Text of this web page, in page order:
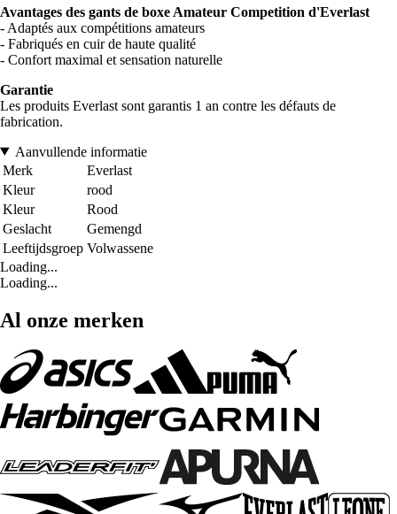
Avantages des gants de boxe Amateur Competition d'Everlast
- Adaptés aux compétitions amateurs
- Fabriqués en cuir de haute qualité
- Confort maximal et sensation naturelle
Garantie
Les produits Everlast sont garantis 1 an contre les défauts de
fabrication.
Aanvullende informatie
Merk
Everlast
Kleur
rood
Kleur
Rood
Geslacht
Gemengd
Leeftijdsgroep Volwassene
Loading...
Loading...
Al onze merken